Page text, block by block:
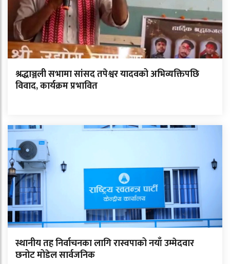
श्रद्धाञ्जली सभामा सांसद तपेश्वर यादवको अभिव्यक्तिपछि
विवाद, कार्यक्रम प्रभावित
स्थानीय तह निर्वाचनका लागि रास्वपाको नयाँ उम्मेदवार
छनोट मोडेल सार्वजनिक